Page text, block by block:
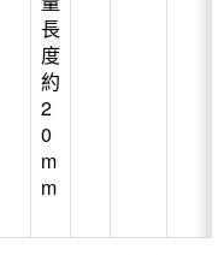
長
度
約
2
0
m
m